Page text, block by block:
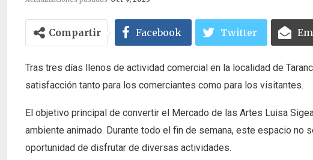
Compartir Facebook Twitter
Tras tres días llenos de actividad comercial en la localidad de
satisfacción tanto para los comerciantes como para los visitantes.
El objetivo principal de convertir el Mercado de las Artes Luisa
ambiente animado. Durante todo el fin de semana, este espacio
oportunidad de disfrutar de diversas actividades.